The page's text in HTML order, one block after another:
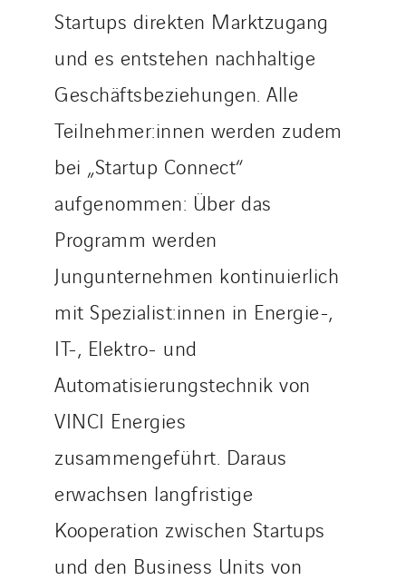
Startups direkten Marktzugang
und es entstehen nachhaltige
Geschäftsbeziehungen. Alle
Teilnehmer:innen werden zudem
bei „Startup Connect“
aufgenommen: Über das
Programm werden
Jungunternehmen kontinuierlich
mit Spezialist:innen in Energie-,
IT-, Elektro- und
Automatisierungstechnik von
VINCI Energies
zusammengeführt. Daraus
erwachsen langfristige
Kooperation zwischen Startups
und den Business Units von